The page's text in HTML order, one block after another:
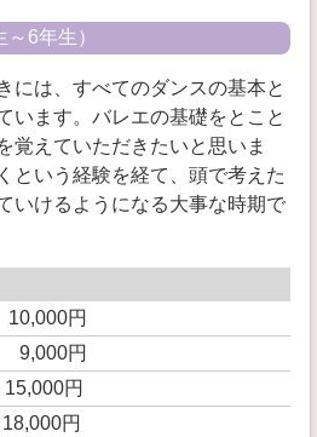
6年生）
には、すべてのダンスの基本と
います。バレエの基礎をとこと
覚えていただきたいと思いま
という経験を経て、頭で考えた
いけるようになる大事な時期で
円
円
円
円